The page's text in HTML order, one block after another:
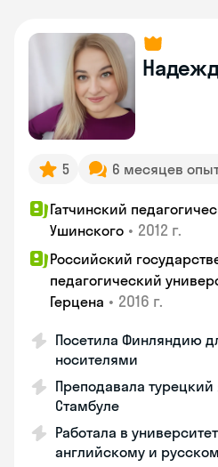
5 6 месяцев
Гатчинский
Ушинского • 2012 г.
Российский
педагогический
Герцена • 2016 г.
Посетила Финляндию
носителями
Преподавала
Стамбуле
Работала в
английскому и